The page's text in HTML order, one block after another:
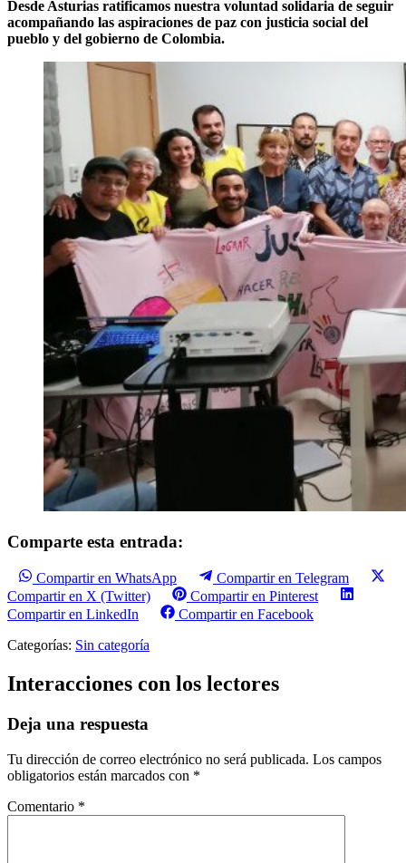
Desde Asturias ratificamos nuestra voluntad solidaria de seguir
acompañando las aspiraciones de paz con justicia social del
pueblo y del gobierno de Colombia.
Comparte esta entrada:
Compartir en WhatsApp
Compartir en Telegram
Compartir en X (Twitter)
Compartir en Pinterest
Compartir en LinkedIn
Compartir en Facebook
Categorías: Sin categoría
Interacciones con los lectores
Deja una respuesta
Tu dirección de correo electrónico no será publicada. Los campos
obligatorios están marcados con *
Comentario *